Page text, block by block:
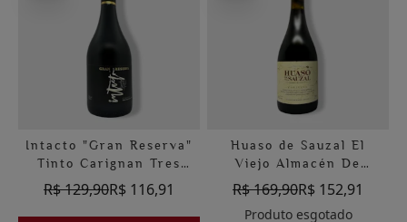
Intacto "Gran Reserva"
Tinto Carignan Tres
Mosqueteros
R$ 129,90R$ 116,91
Huaso de Sauzal El
Viejo Almacén De
Sauzal Tinto Carignan
R$ 169,90R$ 152,91
Produto esgotado